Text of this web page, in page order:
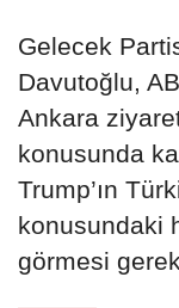
Gelecek
Davutoğlu,
Ankara
konusunda
Trump’ın
konusundaki
görmesi